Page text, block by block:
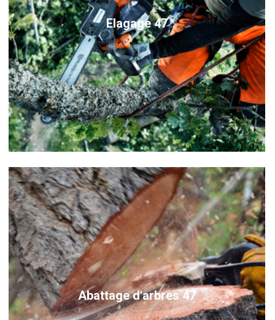
Elagage 47
Abattage d'arbres 47